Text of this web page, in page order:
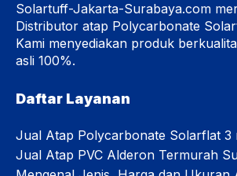
Solartuff-Jakarta-Surabaya.com
Distributor atap Polycarbonate
Kami menyediakan produk
asli 100%.
Daftar Layanan
Jual Atap Polycarbonate Solarflat 3
Jual Atap PVC Alderon Termurah